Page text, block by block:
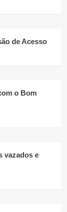
de Acesso
o Bom
vazados e